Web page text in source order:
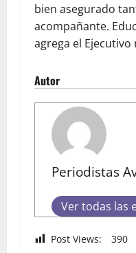
bien asegurado
acompañante.
agrega el
Autor
Periodistas
Ver todas las
Post Views: 390